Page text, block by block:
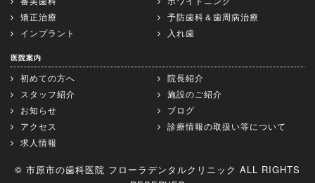
矯正治療
予防歯科＆歯周病治療
インプラント
入れ歯
医院案内
初めての方へ
院長紹介
スタッフ紹介
施設のご紹介
お知らせ
ブログ
アクセス
診療情報の取扱い等について
求人情報
© 市原市の歯科医院 フローラデンタルクリニック ALL RIGHTS